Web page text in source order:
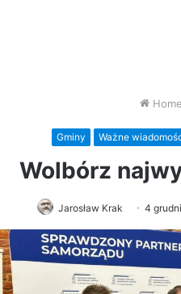
Home
Gminy Ważne
Wolbórz
Jarosław Krak 4